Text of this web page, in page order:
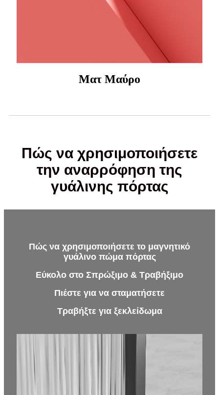
Ματ Μαύρο
Πώς να χρησιμοποιήσετε
την αναρρόφηση της
γυάλινης πόρτας
Πώς να χρησιμοποιήσετε το μαγνητικό
γυάλινο πώμα πόρτας
Εύκολο στο Σπρώξιμο & Τραβήξιμο
Πιέστε για να σταματήσετε
Τραβήξτε για ξεκλείδωμα